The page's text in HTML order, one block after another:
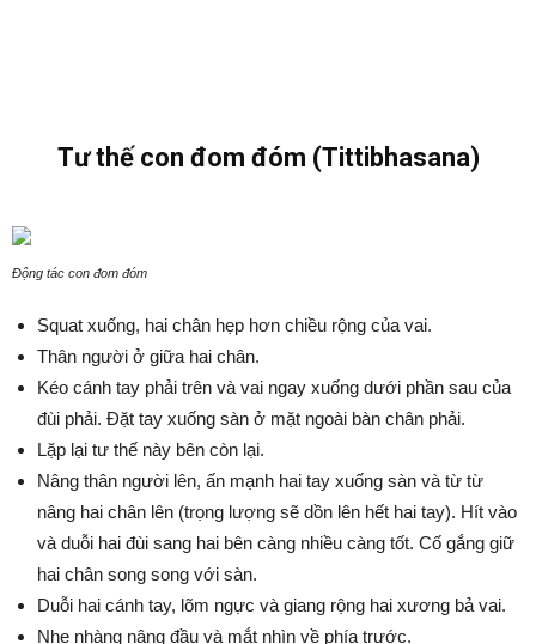
Tư thế con đom đóm (Tittibhasana)
Động tác con đom đóm
Squat xuống, hai chân hẹp hơn chiều rộng của vai.
Thân người ở giữa hai chân.
Kéo cánh tay phải trên và vai ngay xuống dưới phần sau của
đùi phải. Đặt tay xuống sàn ở mặt ngoài bàn chân phải.
Lặp lại tư thế này bên còn lại.
Nâng thân người lên, ấn mạnh hai tay xuống sàn và từ từ
nâng hai chân lên (trọng lượng sẽ dồn lên hết hai tay). Hít vào
và duỗi hai đùi sang hai bên càng nhiều càng tốt. Cố gắng giữ
hai chân song song với sàn.
Duỗi hai cánh tay, lõm ngực và giang rộng hai xương bả vai.
Nhẹ nhàng nâng đầu và mắt nhìn về phía trước.